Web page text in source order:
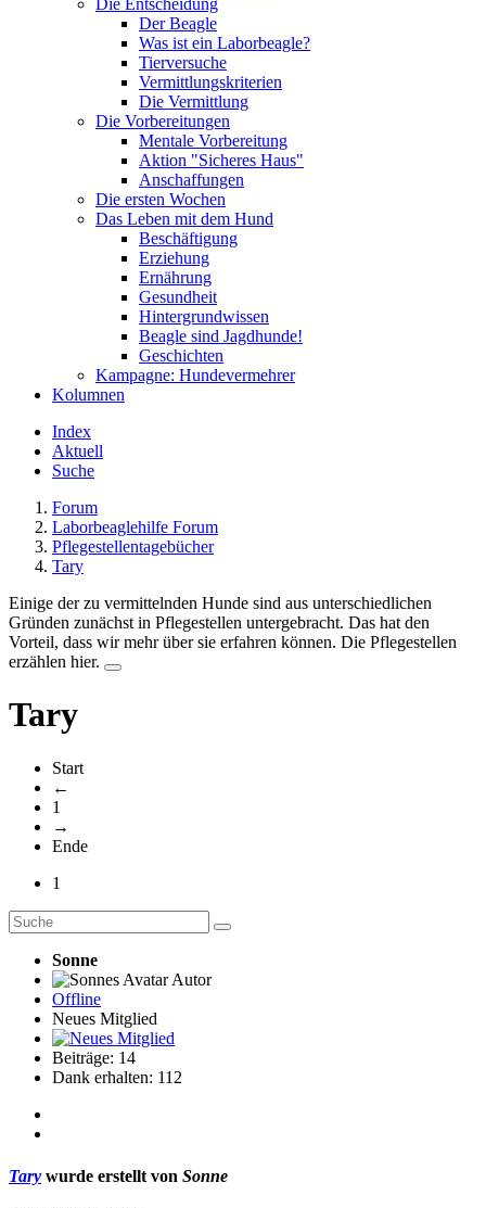
Die Entscheidung
Der Beagle
Was ist ein Laborbeagle?
Tierversuche
Vermittlungskriterien
Die Vermittlung
Die Vorbereitungen
Mentale Vorbereitung
Aktion "Sicheres Haus"
Anschaffungen
Die ersten Wochen
Das Leben mit dem Hund
Beschäftigung
Erziehung
Ernährung
Gesundheit
Hintergrundwissen
Beagle sind Jagdhunde!
Geschichten
Kampagne: Hundevermehrer
Kolumnen
Index
Aktuell
Suche
Forum
Laborbeaglehilfe Forum
Pflegestellentagebücher
Tary
Einige der zu vermittelnden Hunde sind aus unterschiedlichen
Gründen zunächst in Pflegestellen untergebracht. Das hat den
Vorteil, dass wir mehr über sie erfahren können. Die Pflegestellen
erzählen hier.
Tary
Start
←
1
→
Ende
1
Sonne
Autor
Offline
Neues Mitglied
Beiträge: 14
Dank erhalten: 112
Tary wurde erstellt von Sonne